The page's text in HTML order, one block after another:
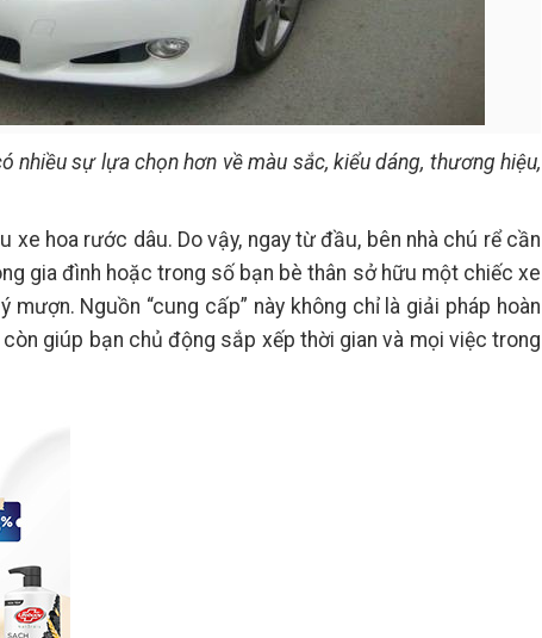
nhiều sự lựa chọn hơn về màu sắc, kiểu dáng, thương hiệu,
xe hoa rước dâu. Do vậy, ngay từ đầu, bên nhà chú rể cần
gia đình hoặc trong số bạn bè thân sở hữu một chiếc xe
Nguồn “cung cấp” này không chỉ là giải pháp hoàn
giúp bạn chủ động sắp xếp thời gian và mọi việc trong